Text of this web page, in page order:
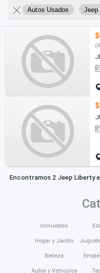
Autos Usados Jeep
Encontramos 2 Jeep Liberty
Inmuebles
Hogar y Jardín
Belleza
Autos y Vehículos